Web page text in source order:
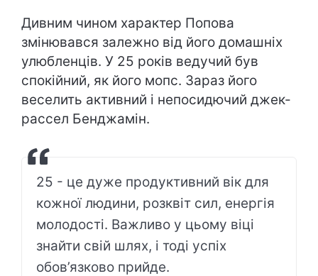
Дивним чином характер Попова
змінювався залежно від його домашніх
улюбленців. У 25 років ведучий був
спокійний, як його мопс. Зараз його
веселить активний і непосидючий джек-
рассел Бенджамін.
25 - це дуже продуктивний вік для
кожної людини, розквіт сил, енергія
молодості. Важливо у цьому віці
знайти свій шлях, і тоді успіх
обов’язково прийде.